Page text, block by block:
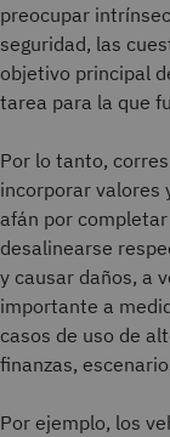
preocupar
seguridad, las
objetivo principal
tarea para la que
Por lo tanto,
incorporar valores
afán por
desalinearse
y causar daños, a
importante a
casos de uso de
finanzas,
Por ejemplo, los